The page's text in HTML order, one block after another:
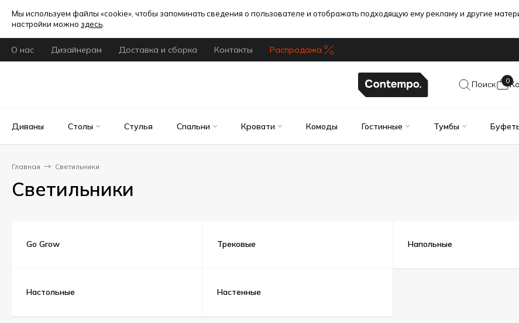
Мы используем файлы «cookie», чтобы запоминать сведения о пользователе и отображать подходящую ему рекламу и другие
настройки можно здесь
О нас Дизайнерам Доставка и сборка Контакты Распродажа
Поиск 0
Диваны Столы Стулья Спальни Кровати Комоды Гостинные Тумбы
Главная Светильники
Светильники
Go Grow Трековые Напольные
Настольные Настенные